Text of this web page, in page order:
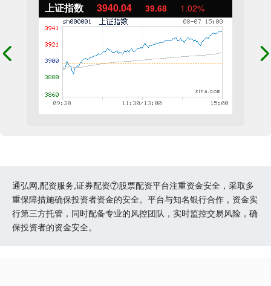
上证指数 3940.04 39.68 1.02%
通弘网,配资服务,证券配资⑦股票配资平台注重资金安全，采取多
重保障措施确保投资者资金的安全。平台与知名银行合作，资金实
行第三方托管，同时配备专业的风控团队，实时监控交易风险，确
保投资者的资金安全。